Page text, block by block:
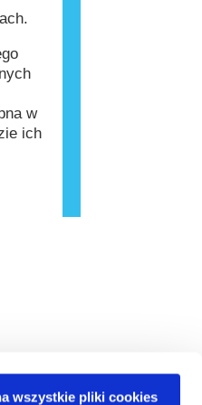
wszystkie pliki cookies
w
ich